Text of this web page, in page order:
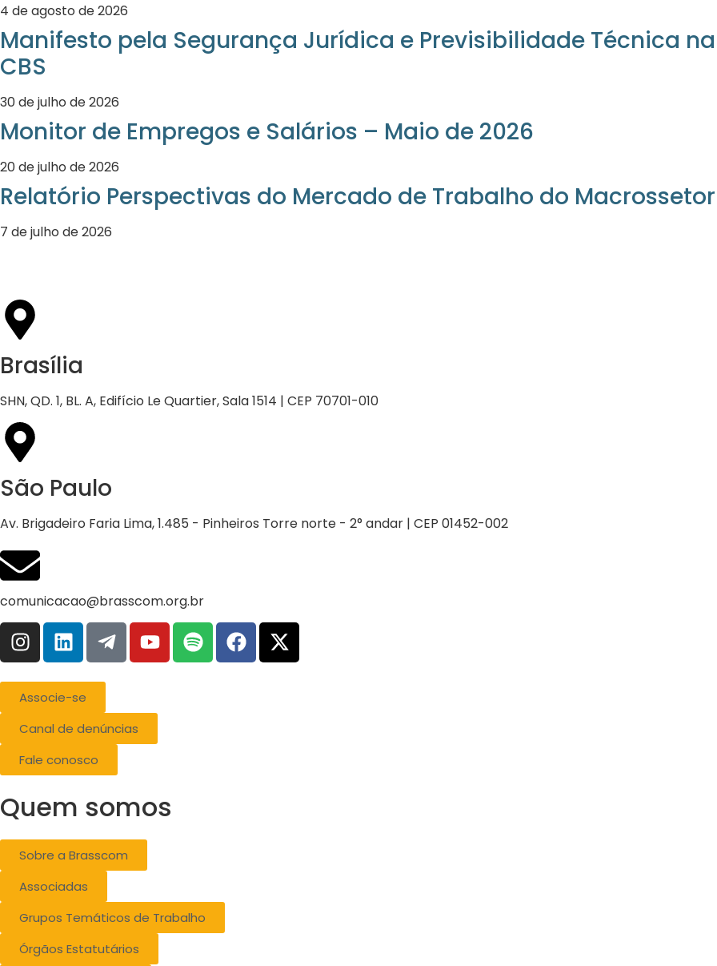
4 de agosto de 2026
Manifesto pela Segurança Jurídica e Previsibilidade Técnica
CBS
30 de julho de 2026
Monitor de Empregos e Salários – Maio de 2026
20 de julho de 2026
Relatório Perspectivas do Mercado de Trabalho do Macrossetor
7 de julho de 2026
Brasília
SHN, QD. 1, BL. A, Edifício Le Quartier, Sala 1514 | CEP 70701-010
São Paulo
Av. Brigadeiro Faria Lima, 1.485 - Pinheiros Torre norte - 2° andar | CEP 01452-002
comunicacao@brasscom.org.br
Associe-se
Canal de denúncias
Fale conosco
Quem somos
Sobre a Brasscom
Associadas
Grupos Temáticos de Trabalho
Órgãos Estatutários